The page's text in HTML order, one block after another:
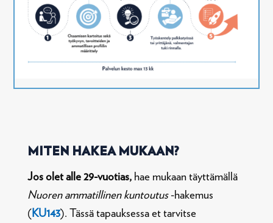
MITEN HAKEA MUKAAN?
Jos olet alle 29-vuotias,hae mukaan täyttämällä
Nuoren ammatillinen kuntoutus-hakemus
(KU143). Tässä tapauksessa et tarvitse